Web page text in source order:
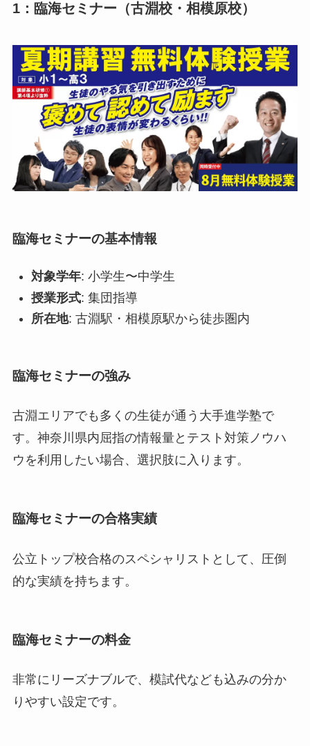
1：臨海セミナー（古淵校・相模原校）
臨海セミナーの基本情報
対象学年: 小学生〜中学生
授業形式: 集団指導
所在地: 古淵駅・相模原駅から徒歩圏内
臨海セミナーの強み
古淵エリアでも多くの生徒が通う大手進学塾で
す。神奈川県内屈指の情報量とテスト対策ノウハ
ウを利用したい場合、選択肢に入ります。
臨海セミナーの合格実績
公立トップ校合格のスペシャリストとして、圧倒
的な実績を持ちます。
臨海セミナーの料金
非常にリーズナブルで、模試代なども込みの分か
りやすい設定です。